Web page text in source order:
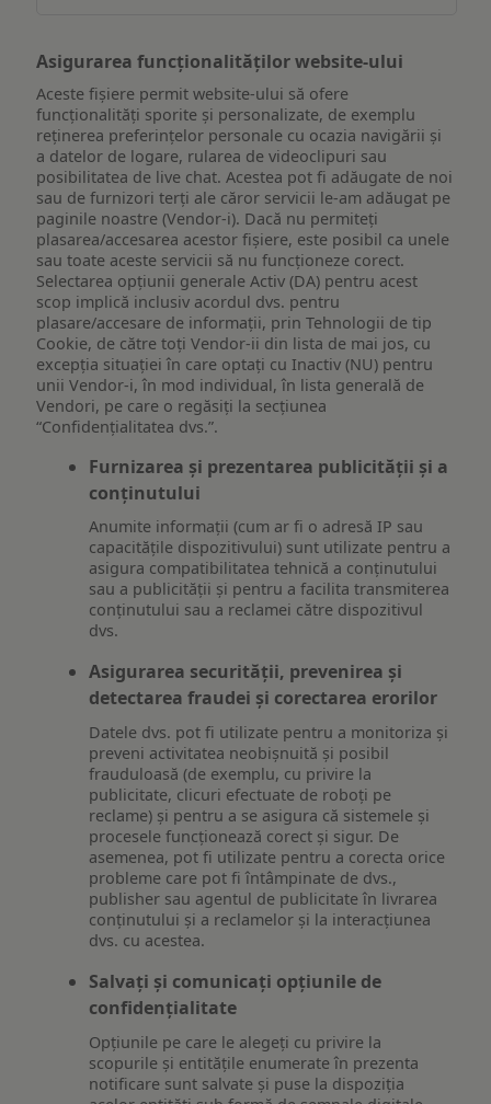
Asigurarea funcționalităților website-ului
Aceste fișiere permit website-ului să ofere
funcționalități sporite și personalizate, de exemplu
reţinerea preferinţelor personale cu ocazia navigării și
a datelor de logare, rularea de videoclipuri sau
posibilitatea de live chat. Acestea pot fi adăugate de noi
sau de furnizori terți ale căror servicii le-am adăugat pe
paginile noastre (Vendor-i). Dacă nu permiteți
plasarea/accesarea acestor fișiere, este posibil ca unele
sau toate aceste servicii să nu funcționeze corect.
Selectarea opțiunii generale Activ (DA) pentru acest
scop implică inclusiv acordul dvs. pentru
plasare/accesare de informații, prin Tehnologii de tip
Cookie, de către toți Vendor-ii din lista de mai jos, cu
excepția situației în care optați cu Inactiv (NU) pentru
unii Vendor-i, în mod individual, în lista generală de
Vendori, pe care o regăsiți la secțiunea
“Confidențialitatea dvs.”.
Furnizarea și prezentarea publicității și a
conținutului
Anumite informații (cum ar fi o adresă IP sau
capacitățile dispozitivului) sunt utilizate pentru a
asigura compatibilitatea tehnică a conținutului
sau a publicității și pentru a facilita transmiterea
conținutului sau a reclamei către dispozitivul
dvs.
Asigurarea securității, prevenirea și
detectarea fraudei și corectarea erorilor
Datele dvs. pot fi utilizate pentru a monitoriza și
preveni activitatea neobișnuită și posibil
frauduloasă (de exemplu, cu privire la
publicitate, clicuri efectuate de roboți pe
reclame) și pentru a se asigura că sistemele și
procesele funcționează corect și sigur. De
asemenea, pot fi utilizate pentru a corecta orice
probleme care pot fi întâmpinate de dvs.,
publisher sau agentul de publicitate în livrarea
conținutului și a reclamelor și la interacțiunea
dvs. cu acestea.
Salvați și comunicați opțiunile de
confidențialitate
Opțiunile pe care le alegeți cu privire la
scopurile și entitățile enumerate în prezenta
notificare sunt salvate și puse la dispoziția